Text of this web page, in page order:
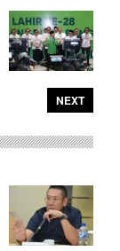
NEXT